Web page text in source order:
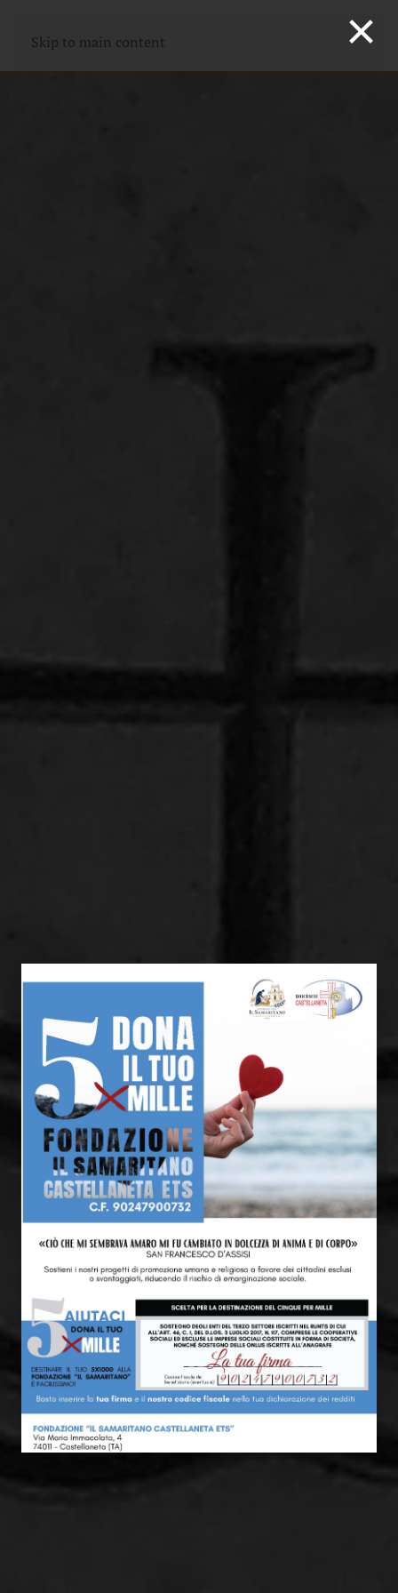
Skip to main content ×